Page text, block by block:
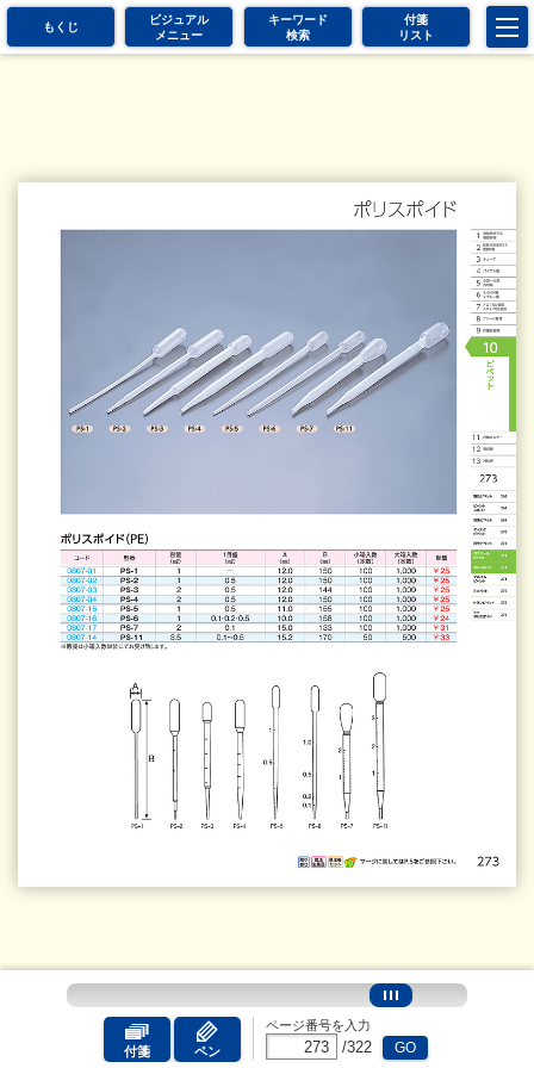
もくじ
ビジュアル
メニュー
キーワード
検索
付箋
リスト
付箋 ペン
ページ番号を入力
/322 GO